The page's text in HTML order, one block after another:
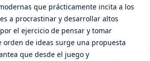
que prácticamente incita a los
a procrastinar y desarrollar altos
el ejercicio de pensar y tomar
orden de ideas surge una propuesta
que desde el juego y